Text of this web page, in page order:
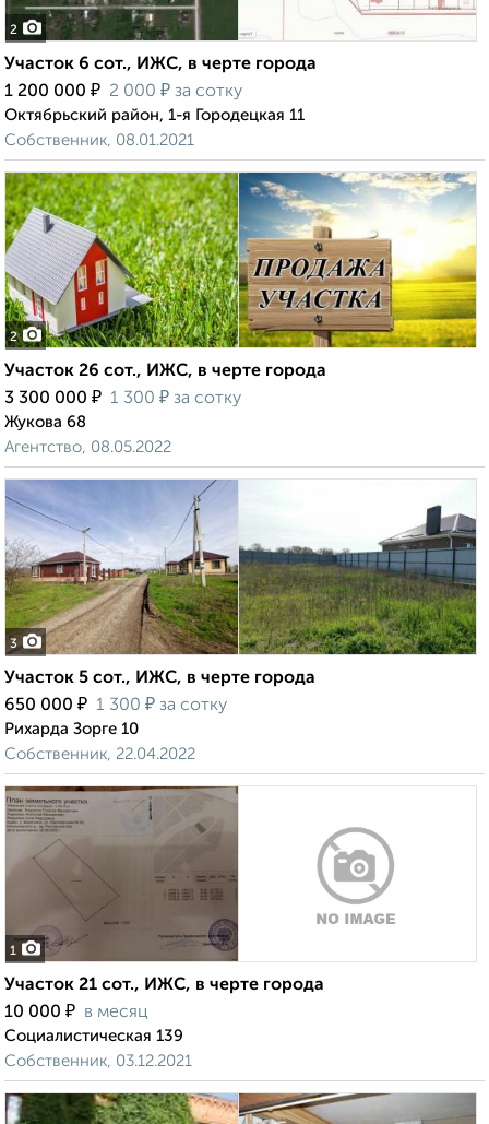
2
Участок 6 сот., ИЖС, в черте города
1 200 000 ₽ 2 000 ₽ за сотку
Октябрьский район, 1-я Городецкая 11
Собственник, 08.01.2021
2
Участок 26 сот., ИЖС, в черте города
3 300 000 ₽ 1 300 ₽ за сотку
Жукова 68
Агентство, 08.05.2022
3
Участок 5 сот., ИЖС, в черте города
650 000 ₽ 1 300 ₽ за сотку
Рихарда Зорге 10
Собственник, 22.04.2022
1
Участок 21 сот., ИЖС, в черте города
10 000 ₽ в месяц
Социалистическая 139
Собственник, 03.12.2021